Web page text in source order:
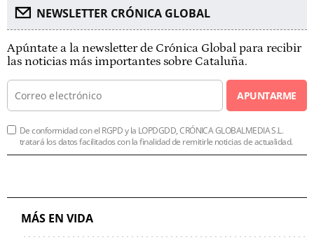
NEWSLETTER CRÓNICA GLOBAL
Apúntate a la newsletter de Crónica Global para recibir
las noticias más importantes sobre Cataluña.
APUNTARME
De conformidad con el RGPD y la LOPDGDD, CRÓNICA GLOBALMEDIA S.L.
tratará los datos facilitados con la finalidad de remitirle noticias de actualidad.
MÁS EN VIDA